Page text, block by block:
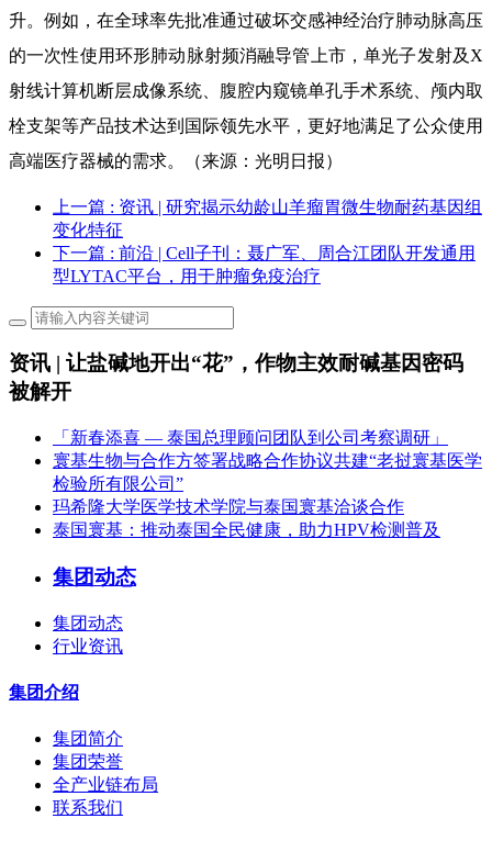
升。例如，在全球率先批准通过破坏交感神经治疗肺动脉高压
的一次性使用环形肺动脉射频消融导管上市，单光子发射及X
射线计算机断层成像系统、腹腔内窥镜单孔手术系统、颅内取
栓支架等产品技术达到国际领先水平，更好地满足了公众使用
高端医疗器械的需求。（来源：光明日报）
上一篇 : 资讯 | 研究揭示幼龄山羊瘤胃微生物耐药基因组
变化特征
下一篇 : 前沿 | Cell子刊：聂广军、周合江团队开发通用
型LYTAC平台，用于肿瘤免疫治疗
资讯 | 让盐碱地开出“花”，作物主效耐碱基因密码
被解开
「新春添喜 — 泰国总理顾问团队到公司考察调研」
寰基生物与合作方签署战略合作协议共建“老挝寰基医学
检验所有限公司”
玛希隆大学医学技术学院与泰国寰基洽谈合作
泰国寰基：推动泰国全民健康，助力HPV检测普及
集团动态
集团动态
行业资讯
集团介绍
集团简介
集团荣誉
全产业链布局
联系我们